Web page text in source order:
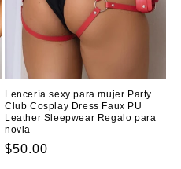
Lencería sexy para mujer Party
Club Cosplay Dress Faux PU
Leather Sleepwear Regalo para
novia
Precio
$50.00